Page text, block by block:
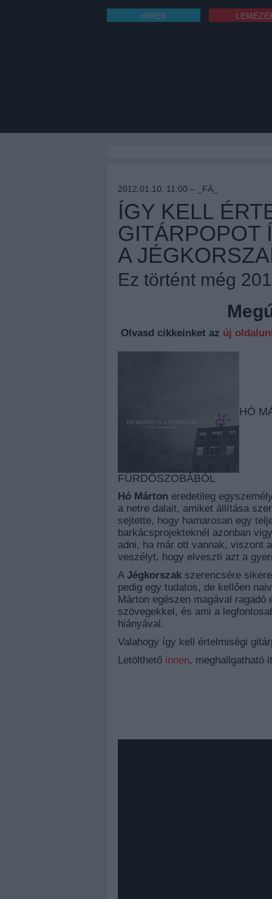
HÍREK
2012.01.10. 11:00 – _FÁ_
ÍGY KELL
GITÁRPOPOT
A
Ez történt még
Olvasd cikkeinket az új
HÓ
FÜRDŐSZOBÁBÓL
Hó Márton eredetileg
a netre dalait, amiket állítása
sejtette, hogy hamarosan egy
barkácsprojekteknél azonban
adni, ha már ott vannak, viszont
veszélyt, hogy elveszti azt a
A Jégkorszak szerencsére
pedig egy tudatos, de kellően
Márton egészen magával
szövegekkel, és ami a
hiányával.
Valahogy így kell értelmiségi
Letölthető innen, meghallgatható